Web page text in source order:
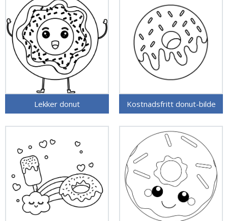
Lekker donut Kostnadsfritt donut-bilde